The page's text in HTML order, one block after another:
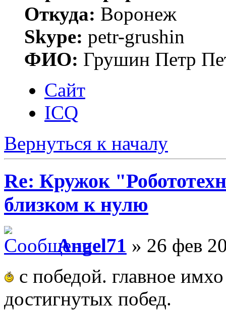
Откуда: Воронеж
Skype: petr-grushin
ФИО: Грушин Петр
Сайт
ICQ
Вернуться к началу
Re: Кружок
близком к нулю
Angel71 » 26 фев
с победой. главное
достигнутых побед.